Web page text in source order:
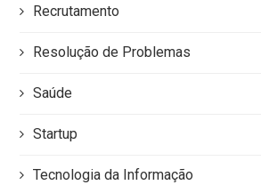
Recrutamento
Resolução de Problemas
Saúde
Startup
Tecnologia da Informação